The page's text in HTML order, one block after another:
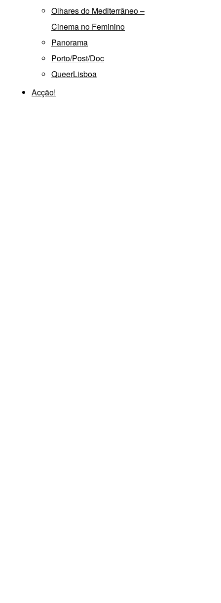
Olhares do Mediterrâneo –
Cinema no Feminino
Panorama
Porto/Post/Doc
QueerLisboa
Acção!